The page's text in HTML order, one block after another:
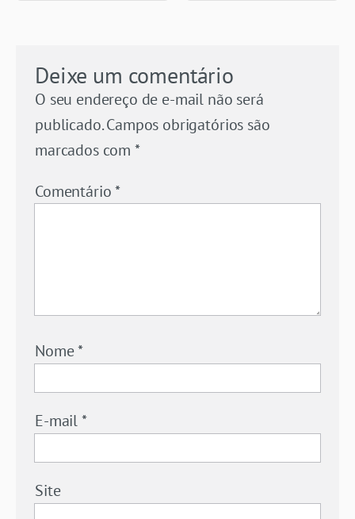
Deixe um comentário
O seu endereço de e-mail não será
publicado. Campos obrigatórios são
marcados com *
Comentário*
Nome*
E-mail*
Site